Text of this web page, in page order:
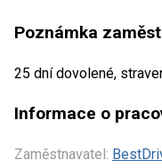
Poznámka
25 dní dovolené,
Informace o
Zaměstnavatel: